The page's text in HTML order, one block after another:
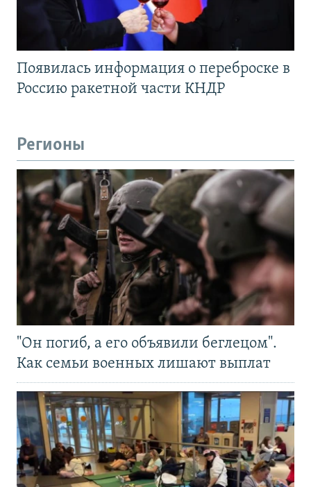
Появилась информация о переброске в
Россию ракетной части КНДР
Регионы
"Он погиб, а его объявили беглецом".
Как семьи военных лишают выплат